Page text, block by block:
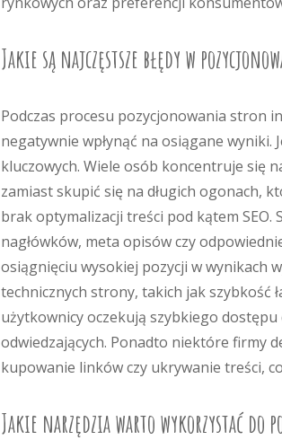
Jakie są najczęstsze błędy w
Podczas procesu pozycjonowania stron
negatywnie wpłynąć na osiągane wyniki.
kluczowych. Wiele osób koncentruje się
zamiast skupić się na długich ogonach,
brak optymalizacji treści pod kątem
nagłówków, meta opisów czy
osiągnięciu wysokiej pozycji w wynikach
technicznych strony, takich jak szybkość
użytkownicy oczekują szybkiego
odwiedzających. Ponadto niektóre firmy
kupowanie linków czy ukrywanie treści,
Jakie narzędzia warto wykorzystać